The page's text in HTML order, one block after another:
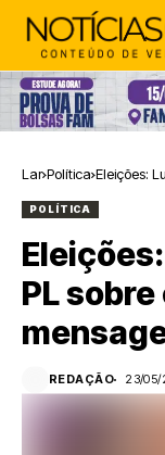
Lar Política Eleições:
POLÍTICA
PL
REDAÇÃO 23/05/